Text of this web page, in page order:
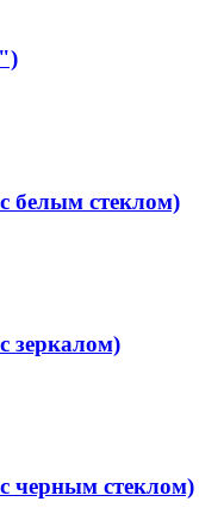
белым стеклом)
зеркалом)
черным стеклом)